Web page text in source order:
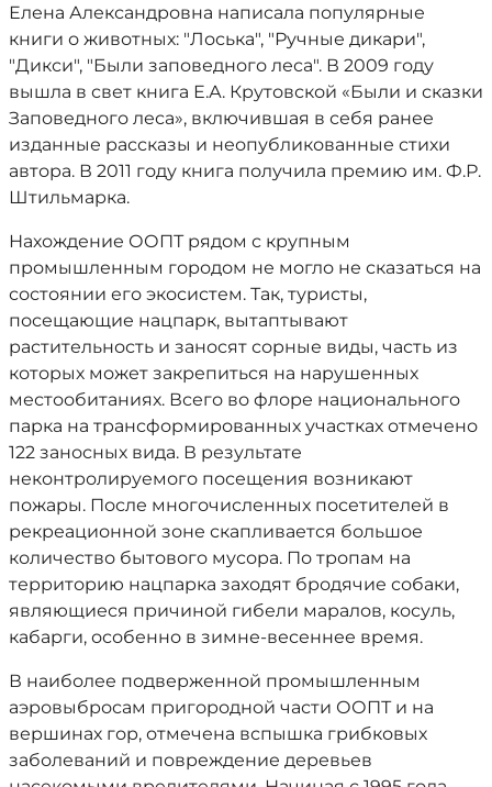
Елена Александровна написала популярные
книги о животных: "Лоська", "Ручные дикари",
"Дикси", "Были заповедного леса". В 2009 году
вышла в свет книга Е.А. Крутовской «Были и сказки
Заповедного леса», включившая в себя ранее
изданные рассказы и неопубликованные стихи
автора. В 2011 году книга получила премию им. Ф.Р.
Штильмарка.
Нахождение ООПТ рядом с крупным
промышленным городом не могло не сказаться на
состоянии его экосистем. Так, туристы,
посещающие нацпарк, вытаптывают
растительность и заносят сорные виды, часть из
которых может закрепиться на нарушенных
местообитаниях. Всего во флоре национального
парка на трансформированных участках отмечено
122 заносных вида. В результате
неконтролируемого посещения возникают
пожары. После многочисленных посетителей в
рекреационной зоне скапливается большое
количество бытового мусора. По тропам на
территорию нацпарка заходят бродячие собаки,
являющиеся причиной гибели маралов, косуль,
кабарги, особенно в зимне-весеннее время.
В наиболее подверженной промышленным
аэровыбросам пригородной части ООПТ и на
вершинах гор, отмечена вспышка грибковых
заболеваний и повреждение деревьев